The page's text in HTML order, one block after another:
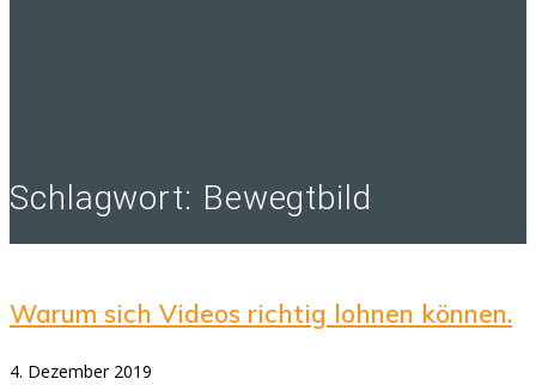
Schlagwort: Bewegtbild
Warum sich Videos richtig lohnen können.
4. Dezember 2019